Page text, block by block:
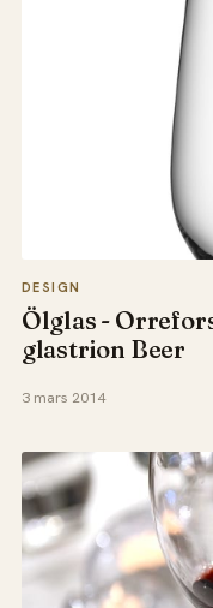
DESIGN
Ölglas -
glastrion Beer
3 mars 2014